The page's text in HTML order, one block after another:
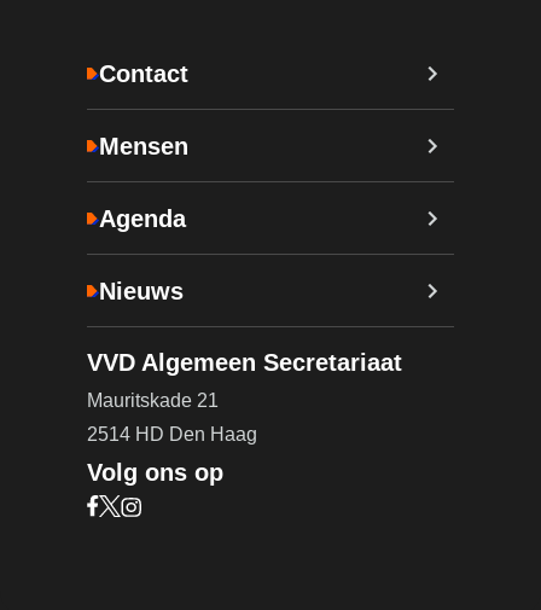
Contact
Mensen
Agenda
Nieuws
VVD Algemeen Secretariaat
Mauritskade 21
2514 HD Den Haag
Volg ons op
Bezoek onze Facebook pagina (opent in nieuw
Bezoek onze X pagina (opent in nieuw tabblad)
Bezoek onze Instagram pagina (opent in